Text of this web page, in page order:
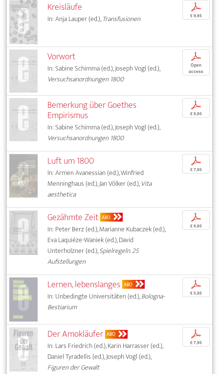
Kreisläufe
In: Anja Lauper (ed.),Transfusionen
p
€ 9,95
Vorwort
In: Sabine Schimma (ed.), Joseph Vogl (ed.),
Versuchsanordnungen 1800
p
Open
access
Bemerkung über Goethes
Empirismus
In: Sabine Schimma (ed.), Joseph Vogl (ed.),
Versuchsanordnungen 1800
p
€ 9,95
Luft um 1800
In: Armen Avanessian (ed.), Winfried
Menninghaus (ed.), Jan Völker (ed.),Vita
aesthetica
p
€ 7,95
Gezähmte Zeit ABO
In: Peter Berz (ed.), Marianne Kubaczek (ed.),
Eva Laquièze-Waniek (ed.), David
Unterholzner (ed.),Spielregeln. 25
Aufstellungen
p
€ 9,95
Lernen, lebenslanges ABO
In: Unbedingte Universitäten (ed.),Bologna-
Bestiarium
p
€ 5,95
Der Amokläufer ABO
In: Lars Friedrich (ed.), Karin Harrasser (ed.),
Daniel Tyradellis (ed.), Joseph Vogl (ed.),
Figuren der Gewalt
p
€ 7,95